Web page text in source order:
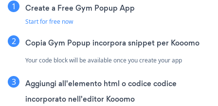
Create a Free Gym Popup App
Start for free now
Copia Gym Popup incorpora snippet per Kooomo
Your code block will be available once you create your app
Aggiungi all'elemento html o codice codice
incorporato nell'editor Kooomo